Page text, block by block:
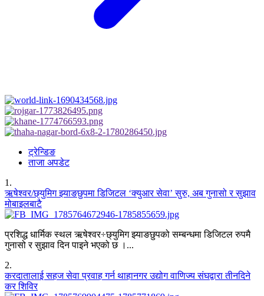
ट्रेन्डिङ
ताजा अपडेट
1 .
ऋषेश्वर/छ्युमिग झ्याङछुपमा डिजिटल ‘क्युआर सेवा’ सुरु, अब गुनासो र सुझाव
मोबाइलबाटै
प्रशिद्ध धार्मिक स्थल ऋषेश्वर÷छ्युमिग झ्याङछुपको सम्बन्धमा डिजिटल रुपमै
गुनासो र सुझाव दिन पाइने भएको छ ।...
2.
करदातालाई सहज सेवा प्रवाह गर्न थाहानगर उद्योग वाणिज्य संघद्वारा तीनदिने
कर शिविर